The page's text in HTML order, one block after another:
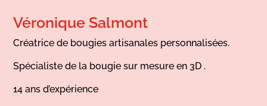
Véronique Salmont
Créatrice de bougies artisanales personnalisées.
Spécialiste de la bougie sur mesure en 3D .
14 ans d’expérience